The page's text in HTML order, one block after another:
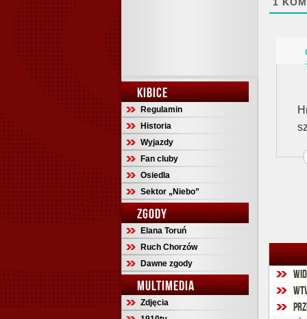
KIBICE
Regulamin
Historia
Wyjazdy
Fan cluby
Osiedla
Sektor „Niebo”
ZGODY
Elana Toruń
Ruch Chorzów
Dawne zgody
MULTIMEDIA
Zdjęcia